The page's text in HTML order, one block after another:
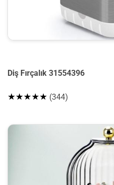
Diş Fırçalık 31554396
★★★★★ (344)